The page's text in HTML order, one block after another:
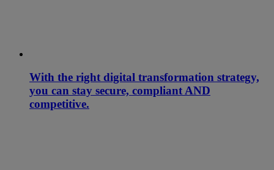
With the right digital transformation strategy,
you can stay secure, compliant AND
competitive.